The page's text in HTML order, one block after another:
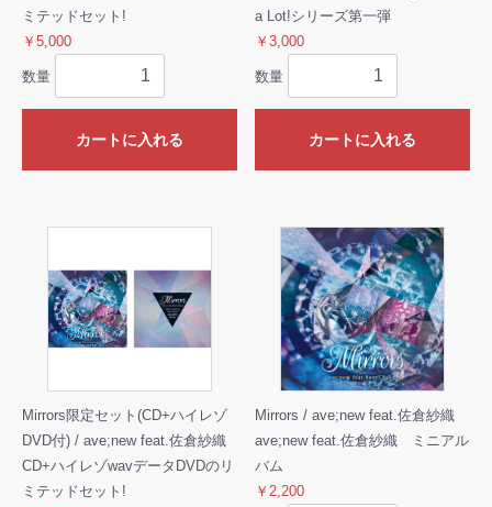
ミテッドセット!
￥5,000
数量
カートに入れる
a Lot!シリーズ第一弾
￥3,000
数量
カートに入れる
Mirrors限定セット(CD+ハイレゾ
DVD付) / ave;new feat.佐倉紗織
CD+ハイレゾwavデータDVDのリ
ミテッドセット!
Mirrors / ave;new feat.佐倉紗織
ave;new feat.佐倉紗織 ミニアル
バム
￥2,200